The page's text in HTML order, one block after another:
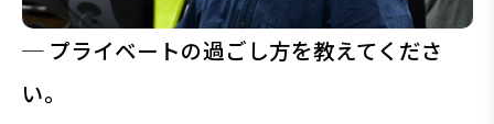
─ プライベートの過ごし方を教えてくださ
い。